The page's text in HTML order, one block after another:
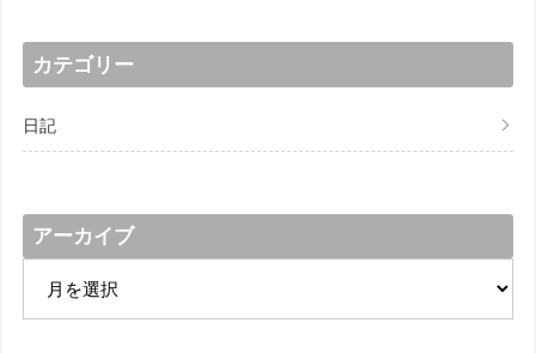
カテゴリー
日記
アーカイブ
カ